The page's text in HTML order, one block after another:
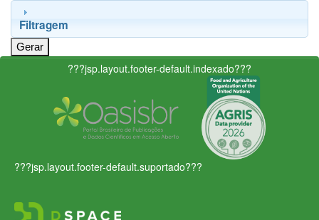
Filtragem
???jsp.layout.footer-default.indexado???
???jsp.layout.footer-default.suportado???